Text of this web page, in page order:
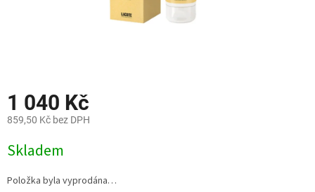
1 040 Kč
859,50 Kč bez DPH
cena:
Skladem
Položka byla vyprodána…